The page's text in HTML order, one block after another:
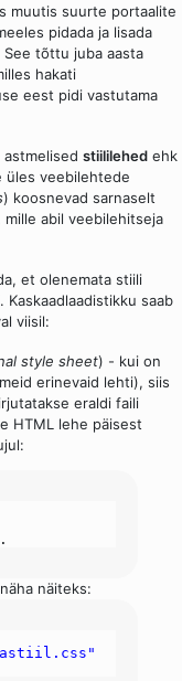
muutis suurte portaalite
pidada ja lisada
tõttu juba aasta
hakati
eest pidi vastutama
astmelised stiililehed ehk
üles veebilehtede
) koosnevad sarnaselt
abil veebilehitseja
et olenemata stiili
saab
viisil:
style sheet) - kui on
erinevaid lehti), siis
eraldi faili
HTML lehe päisest
näiteks: